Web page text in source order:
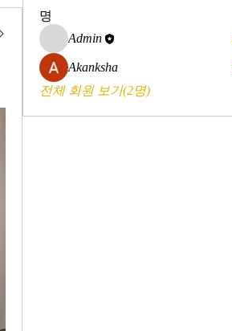
명
Admin
Akanksha
전체 회원 보기(2명)